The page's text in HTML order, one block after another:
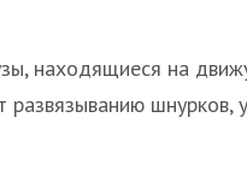
находящиеся на
развязыванию